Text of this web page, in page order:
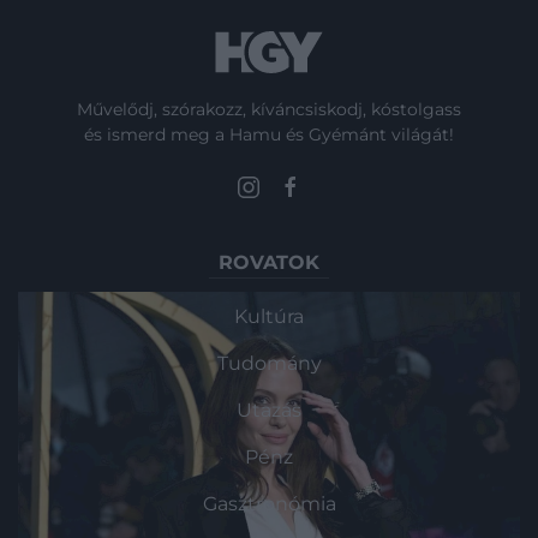
Művelődj, szórakozz, kíváncsiskodj, kóstolgass
és ismerd meg a Hamu és Gyémánt világát!
ROVATOK
Kultúra
Tudomány
Utazás
Pénz
Gasztronómia